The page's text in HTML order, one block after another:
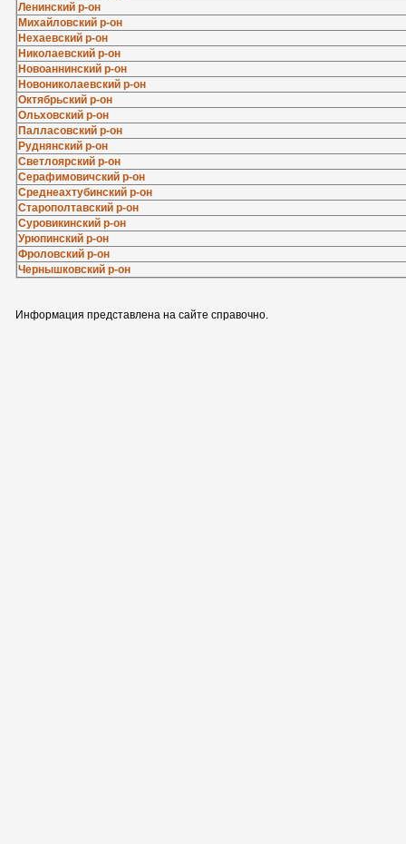
Ленинский р-он
Михайловский р-он
Нехаевский р-он
Николаевский р-он
Новоаннинский р-он
Новониколаевский р-он
Октябрьский р-он
Ольховский р-он
Палласовский р-он
Руднянский р-он
Светлоярский р-он
Серафимовичский р-он
Среднеахтубинский р-он
Старополтавский р-он
Суровикинский р-он
Урюпинский р-он
Фроловский р-он
Чернышковский р-он
Информация представлена на сайте справочно.